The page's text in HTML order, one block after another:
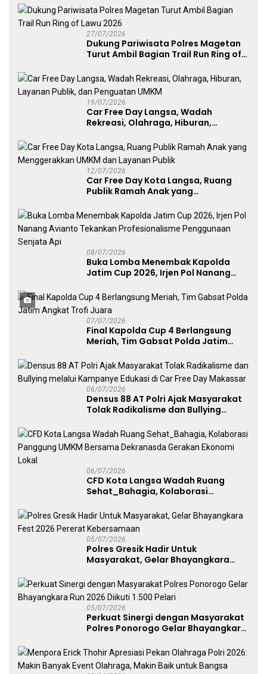
27/07/2026
Dukung Pariwisata Polres Magetan
Turut Ambil Bagian Trail Run Ring of
19/07/2026
Car Free Day Langsa, Wadah
Rekreasi, Olahraga, Hiburan,
UMKM
12/07/2026
Car Free Day Kota Langsa, Ruang
Publik Ramah Anak yang
Publik
08/07/2026
Buka Lomba Menembak Kapolda
Jatim Cup 2026, Irjen Pol Nanang
Penggunaan Senjata Api
07/07/2026
Final Kapolda Cup 4 Berlangsung
Meriah, Tim Gabsat Polda Jatim
06/07/2026
Densus 88 AT Polri Ajak Masyarakat
Tolak Radikalisme dan Bullying
Free Day Makassar
06/07/2026
CFD Kota Langsa Wadah Ruang
Sehat_Bahagia, Kolaborasi
Dekranasda Gerakan Ekonomi Lokal
05/07/2026
Polres Gresik Hadir Untuk
Masyarakat, Gelar Bhayangkara
05/07/2026
Perkuat Sinergi dengan Masyarakat
Polres Ponorogo Gelar Bhayangkara